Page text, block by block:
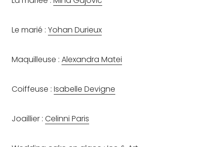
Le marié : Yohan Durieux
Maquilleuse : Alexandra Matei
Coiffeuse : Isabelle Devigne
Joaillier : Celinni Paris